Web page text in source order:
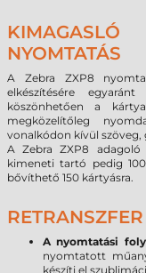
NYOMTATÁS
A Zebra ZXP8
elkészítésére
köszönhetően a
megközelítőleg
vonalkódon kívül szöveg,
A Zebra ZXP8 adagoló
kimeneti tartó pedig
bővíthető 150 kártyásra.
A nyomtatási
nyomtatott
készíti el